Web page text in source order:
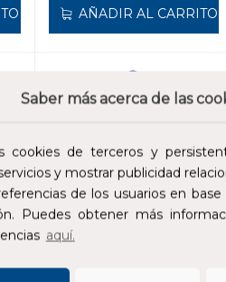
Saber más acerca de las
cookies de terceros y
y mostrar publicidad
de los usuarios en
Puedes obtener más
aquí.
AÑADIR AL CARRITO
Impuestos no incluidos.